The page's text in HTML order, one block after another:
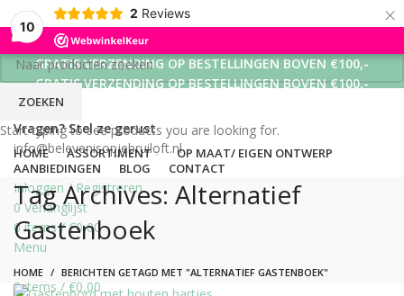
10
2 Reviews ×
GRATIS VERZENDING OP BESTELLINGEN BOVEN €100,-
GRATIS VERZENDING OP BESTELLINGEN BOVEN €100,-
GRATIS VERZENDING OP BESTELLINGEN BOVEN €100,-
Vragen? Stel ze gerust
info@belevenisopjebruiloft.nl
Inloggen / Registreren
0Verlanglijst
0items / €0,00
Menu
0items / €0,00
HOME ASSORTIMENT
OP MAAT/ EIGEN ONTWERP
AANBIEDINGEN
BLOG CONTACT
Tag Archives: Alternatief
Gastenboek
HOME BERICHTEN GETAGD MET "ALTERNATIEF GASTENBOEK"
ZOEKEN
Start typing to see products you are looking for.